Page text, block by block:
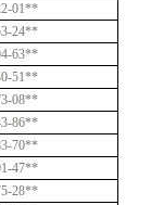
01**
24**
63**
51**
08**
86**
70**
47**
28**